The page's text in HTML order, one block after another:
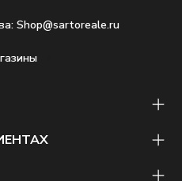
Shop@sartoreale.ru